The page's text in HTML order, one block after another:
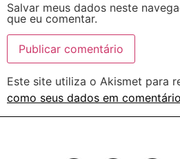
Salvar meus dados neste
que eu comentar.
Este site utiliza o Akismet para
como seus dados em